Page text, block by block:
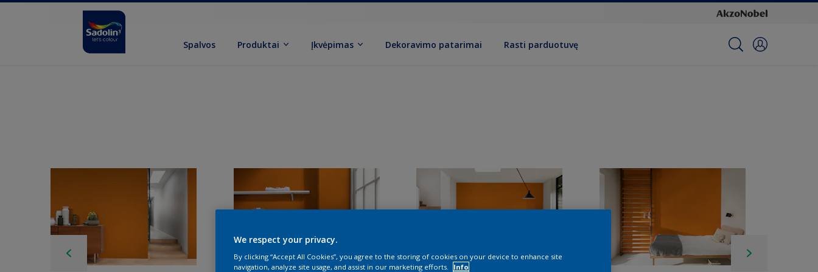
Spalvos Produktai Įkvėpimas Dekoravimo patarimai Rasti parduotuvę
We respect your privacy.
By clicking “Accept All Cookies”, you agree to the storing of cookies on your device to enhance site
navigation, analyze site usage, and assist in our marketing efforts.
Info